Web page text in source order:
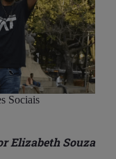
Sociais
Elizabeth Souza